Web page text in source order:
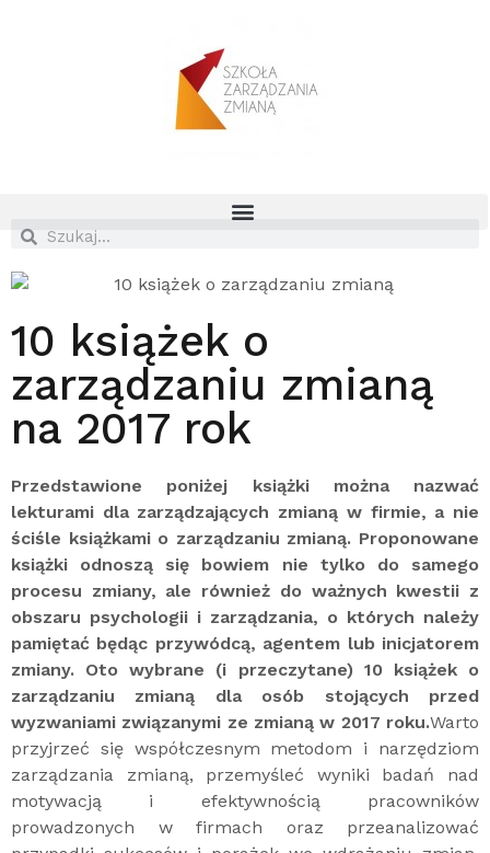
10 książek o
zarządzaniu zmianą
na 2017 rok
Przedstawione poniżej książki można nazwać
lekturami dla zarządzających zmianą w firmie, a nie
ściśle książkami o zarządzaniu zmianą. Proponowane
książki odnoszą się bowiem nie tylko do samego
procesu zmiany, ale również do ważnych kwestii z
obszaru psychologii i zarządzania, o których należy
pamiętać będąc przywódcą, agentem lub inicjatorem
zmiany. Oto wybrane (i przeczytane) 10 książek o
zarządzaniu zmianą dla osób stojących przed
wyzwaniami związanymi ze zmianą w 2017 roku.Warto
przyjrzeć się współczesnym metodom i narzędziom
zarządzania zmianą, przemyśleć wyniki badań nad
motywacją i efektywnością pracowników
prowadzonych w firmach oraz przeanalizować